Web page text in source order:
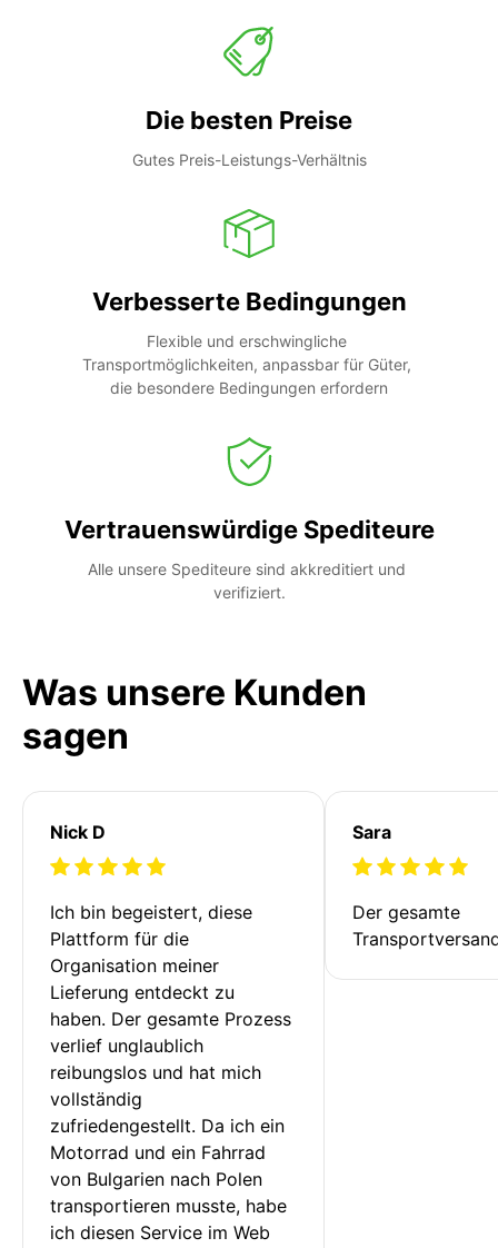
Die besten Preise
Gutes Preis-Leistungs-Verhältnis
Verbesserte Bedingungen
Flexible und erschwingliche
Transportmöglichkeiten, anpassbar für Güter,
die besondere Bedingungen erfordern
Vertrauenswürdige Spediteure
Alle unsere Spediteure sind akkreditiert und
verifiziert.
Was unsere Kunden
sagen
Nick D
Ich bin begeistert, diese
Plattform für die
Organisation meiner
Lieferung entdeckt zu
haben. Der gesamte Prozess
verlief unglaublich
reibungslos und hat mich
vollständig
zufriedengestellt. Da ich ein
Motorrad und ein Fahrrad
von Bulgarien nach Polen
transportieren musste, habe
ich diesen Service im Web
Sara
Der gesamte